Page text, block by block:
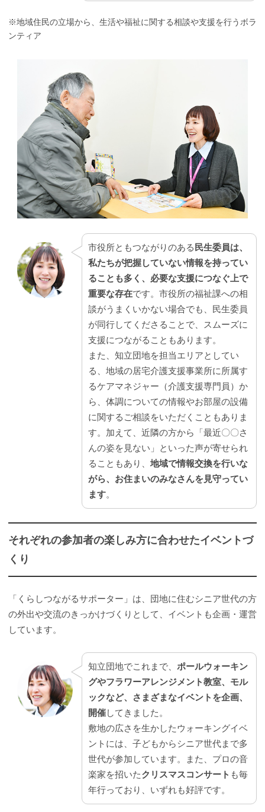
※地域住民の立場から、生活や福祉に関する相談や支援を行うボラ
ンティア
市役所ともつながりのある 民生委員は、
私たちが把握していない情報を持ってい
ることも多く、必要な支援につなぐ上で
重要な存在です。市役所の福祉課への相
談がうまくいかない場合でも、民生委員
が同行してくださることで、スムーズに
支援につながることもあります。
また、知立団地を担当エリアとしてい
る、地域の居宅介護支援事業所に所属す
るケアマネジャー（介護支援専門員）か
ら、体調についての情報やお部屋の設備
に関するご相談をいただくこともありま
す。加えて、近隣の方から「最近〇〇さ
んの姿を見ない」といった声が寄せられ
ることもあり、 地域で情報交換を行いな
がら、お住まいのみなさんを見守ってい
ます。
それぞれの参加者の楽しみ方に合わせたイベントづ
くり
「くらしつながるサポーター」は、団地に住むシニア世代の方
の外出や交流のきっかけづくりとして、イベントも企画・運営
しています。
知立団地でこれまで、 ポールウォーキン
グやフラワーアレンジメント教室、モル
ックなど、さまざまなイベントを企画、
開催してきました。
敷地の広さを生かしたウォーキングイベ
ントには、子どもからシニア世代まで多
世代が参加しています。また、プロの音
楽家を招いたクリスマスコンサート も毎
年行っており、いずれも好評です。